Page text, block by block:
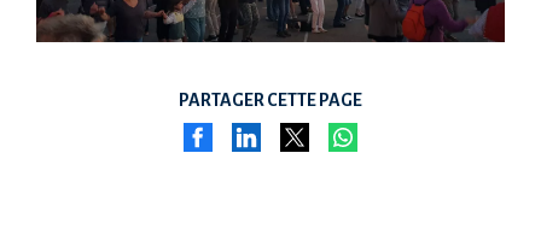
PARTAGER CETTE PAGE